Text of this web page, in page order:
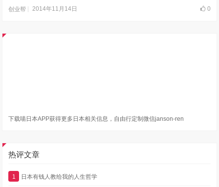
创业帮 2014年11月14日 0
下载喵日本APP获得更多日本相关信息，自由行定制微信janson-ren
热评文章
1 日本有钱人教给我的人生哲学